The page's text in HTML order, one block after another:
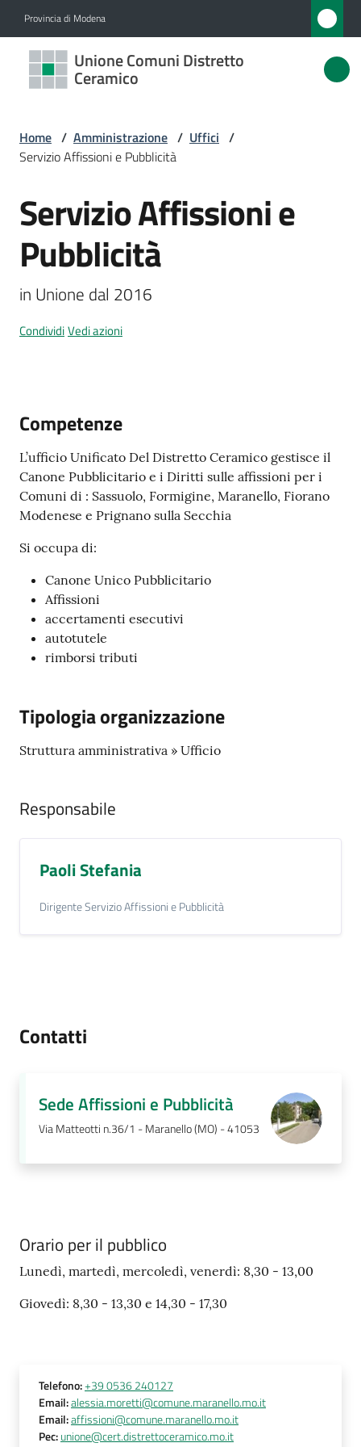
Provincia di Modena
Unione Comuni Distretto
Ceramico
Unione
Comuni
Ceramico
Amministrazione
Menu selezionato
Novità
Servizi
Menu selezionato
Vivere
Tutti
gli
argomenti...
Home / Amministrazione / Uffici /
Servizio Affissioni e Pubblicità
Salta al contenuto
Servizio Affissioni e
Pubblicità
in Unione dal 2016
CondividiVedi azioni
Competenze
L’ufficio Unificato Del Distretto Ceramico gestisce il
Canone Pubblicitario e i Diritti sulle affissioni per i
Comuni di : Sassuolo, Formigine, Maranello, Fiorano
Modenese e Prignano sulla Secchia
Si occupa di:
Canone Unico Pubblicitario
Affissioni
accertamenti esecutivi
autotutele
rimborsi tributi
Tipologia organizzazione
Struttura amministrativa » Ufficio
Responsabile
Paoli Stefania
Dirigente Servizio Affissioni e Pubblicità
Contatti
Sede Affissioni e Pubblicità
Via Matteotti n.36/1 - Maranello (MO) - 41053
Orario per il pubblico
Lunedì, martedì, mercoledì, venerdì: 8,30 - 13,00
Giovedì: 8,30 - 13,30 e 14,30 - 17,30
Telefono:+39 0536 240127
Email:alessia.moretti@comune.maranello.mo.it
Email:affissioni@comune.maranello.mo.it
Pec:unione@cert.distrettoceramico.mo.it